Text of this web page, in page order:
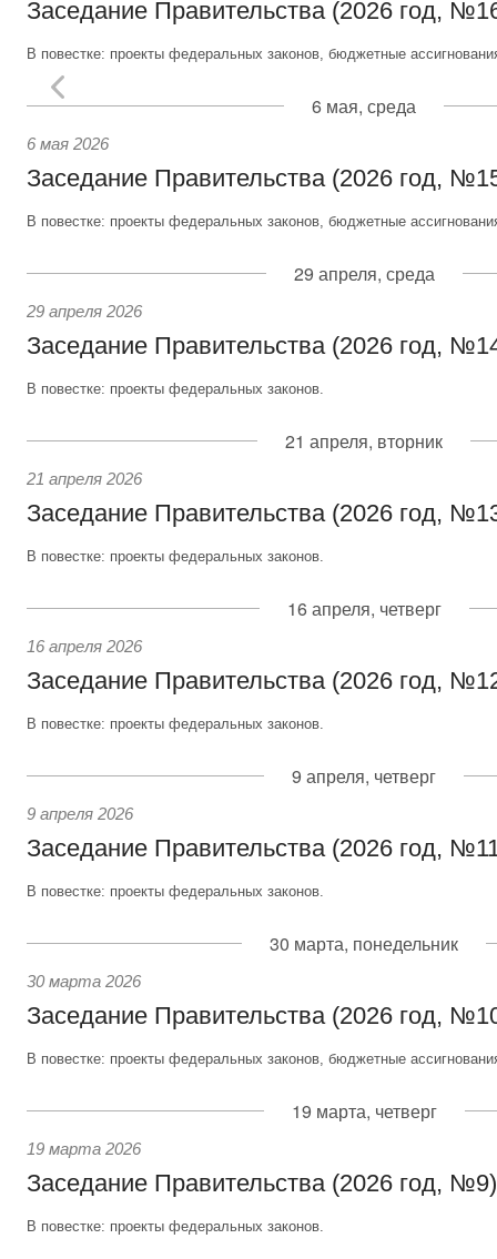
Заседание Правительства (2026 год,
В повестке: проекты федеральных законов, бюджетные
6 мая, среда
6 мая 2026
Заседание Правительства (2026 год,
В повестке: проекты федеральных законов, бюджетные
29 апреля, среда
29 апреля 2026
Заседание Правительства (2026 год,
В повестке: проекты федеральных законов.
21 апреля, вторник
21 апреля 2026
Заседание Правительства (2026 год,
В повестке: проекты федеральных законов.
16 апреля, четверг
16 апреля 2026
Заседание Правительства (2026 год,
В повестке: проекты федеральных законов.
9 апреля, четверг
9 апреля 2026
Заседание Правительства (2026 год,
В повестке: проекты федеральных законов.
30 марта, понедельник
30 марта 2026
Заседание Правительства (2026 год,
В повестке: проекты федеральных законов, бюджетные
19 марта, четверг
19 марта 2026
Заседание Правительства (2026 год, №9)
В повестке: проекты федеральных законов.